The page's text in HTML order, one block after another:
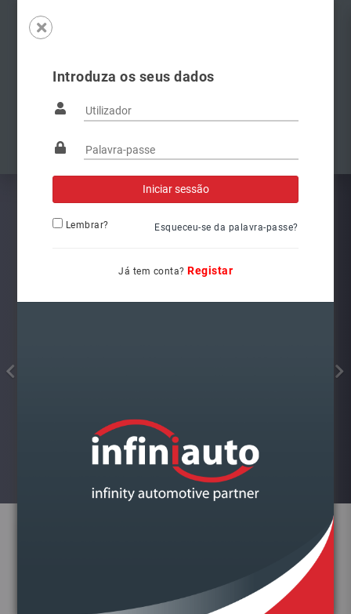
Introduza os seus dados
Lembrar? Esqueceu-se da palavra-passe?
Já tem conta? Registar
Famílias
Visualizar